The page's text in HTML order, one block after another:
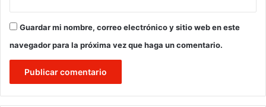
Guardar mi nombre, correo electrónico y sitio web en este
navegador para la próxima vez que haga un comentario.